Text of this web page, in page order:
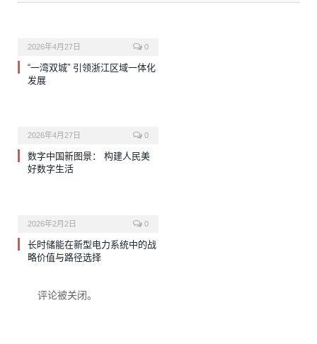
2026年4月27日 0
“一湾双城” 引领浙江区域一体化
发展
2026年4月27日 0
数字中国新图景： 构建人民美
好数字生活
2026年2月2日 0
长时储能在新型电力系统中的战
略价值与路径选择
评论被关闭。